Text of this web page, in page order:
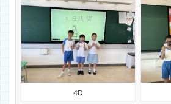
4D